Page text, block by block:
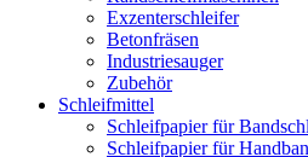
Exzenterschleifer
Betonfräsen
Industriesauger
Zubehör
Schleifmittel
Schleifpapier für
Schleifpapier für